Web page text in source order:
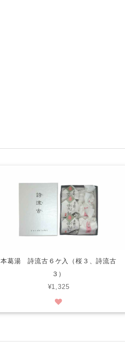
本葛湯 詩流古６ケ入（桜３、詩流古
３）
¥1,325